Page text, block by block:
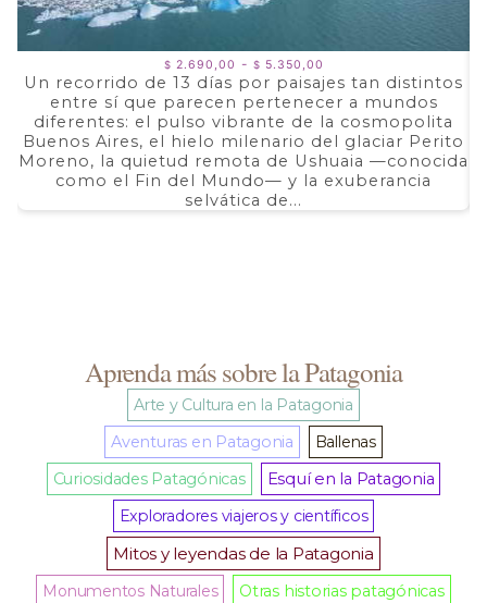
$ 2.690,00 - $ 5.350,00
de
precios:
desde
$ 2.690,00
hasta
$ 5.350,00
Un recorrido de 13 días por paisajes tan distintos
entre sí que parecen pertenecer a mundos
diferentes: el pulso vibrante de la cosmopolita
Buenos Aires, el hielo milenario del glaciar Perito
Moreno, la quietud remota de Ushuaia —conocida
como el Fin del Mundo— y la exuberancia
selvática de...
Aprenda más sobre la Patagonia
Arte y Cultura en la Patagonia
Aventuras en Patagonia
Ballenas
Curiosidades Patagónicas
Esquí en la Patagonia
Exploradores viajeros y científicos
Mitos y leyendas de la Patagonia
Monumentos Naturales Otras historias patagónicas